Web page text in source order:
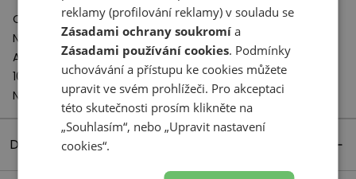
Odpovědný subjekt:
New Balance Europe BV
A-Factorij, Pilotenstraat 35 – 45
1059 CH Amsterdam
Netherlands
Detaily produktu
reklamy (profilování reklamy) v souladu se
Zásadami ochrany soukromí a
Zásadami používání cookies. Podmínky
uchovávání a přístupu ke cookies můžete
upravit ve svém prohlížeči. Pro akceptaci
této skutečnosti prosím klikněte na
„Souhlasím“, nebo „Upravit nastavení
cookies“.